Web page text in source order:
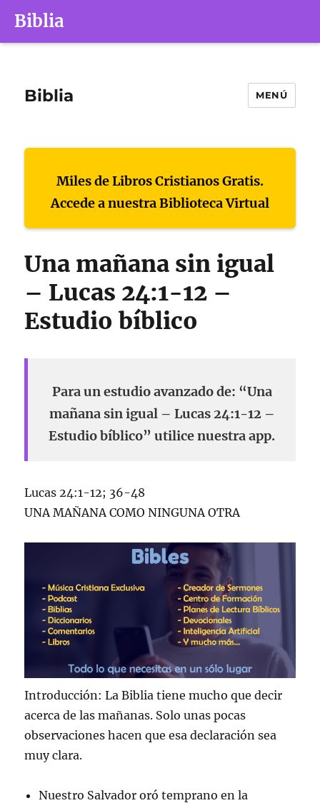
Biblia
Biblia MENÚ
Miles de Libros Cristianos Gratis.
Accede a nuestra Biblioteca Virtual
Una mañana sin igual
– Lucas 24:1-12 –
Estudio bíblico
Para un estudio avanzado de: “Una
mañana sin igual – Lucas 24:1-12 –
Estudio bíblico” utilice nuestra app.
Lucas 24:1-12; 36-48
UNA MAÑANA COMO NINGUNA OTRA
Introducción: La Biblia tiene mucho que decir
acerca de las mañanas. Solo unas pocas
observaciones hacen que esa declaración sea
muy clara.
Nuestro Salvador oró temprano en la